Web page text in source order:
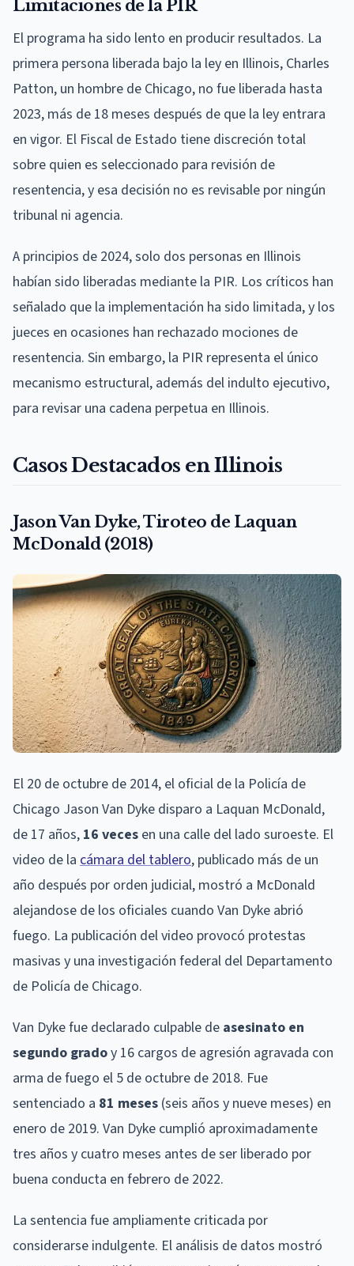
Limitaciones de la PIR
El programa ha sido lento en producir resultados. La
primera persona liberada bajo la ley en Illinois, Charles
Patton, un hombre de Chicago, no fue liberada hasta
2023, más de 18 meses después de que la ley entrara
en vigor. El Fiscal de Estado tiene discreción total
sobre quien es seleccionado para revisión de
resentencia, y esa decisión no es revisable por ningún
tribunal ni agencia.
A principios de 2024, solo dos personas en Illinois
habían sido liberadas mediante la PIR. Los críticos han
señalado que la implementación ha sido limitada, y los
jueces en ocasiones han rechazado mociones de
resentencia. Sin embargo, la PIR representa el único
mecanismo estructural, además del indulto ejecutivo,
para revisar una cadena perpetua en Illinois.
Casos Destacados en Illinois
Jason Van Dyke, Tiroteo de Laquan
McDonald (2018)
El 20 de octubre de 2014, el oficial de la Policía de
Chicago Jason Van Dyke disparo a Laquan McDonald,
de 17 años, 16 veces en una calle del lado suroeste. El
video de la cámara del tablero, publicado más de un
año después por orden judicial, mostró a McDonald
alejandose de los oficiales cuando Van Dyke abrió
fuego. La publicación del video provocó protestas
masivas y una investigación federal del Departamento
de Policía de Chicago.
Van Dyke fue declarado culpable de asesinato en
segundo gradoy 16 cargos de agresión agravada con
arma de fuego el 5 de octubre de 2018. Fue
sentenciado a 81 meses (seis años y nueve meses) en
enero de 2019. Van Dyke cumplió aproximadamente
tres años y cuatro meses antes de ser liberado por
buena conducta en febrero de 2022.
La sentencia fue ampliamente criticada por
considerarse indulgente. El análisis de datos mostró